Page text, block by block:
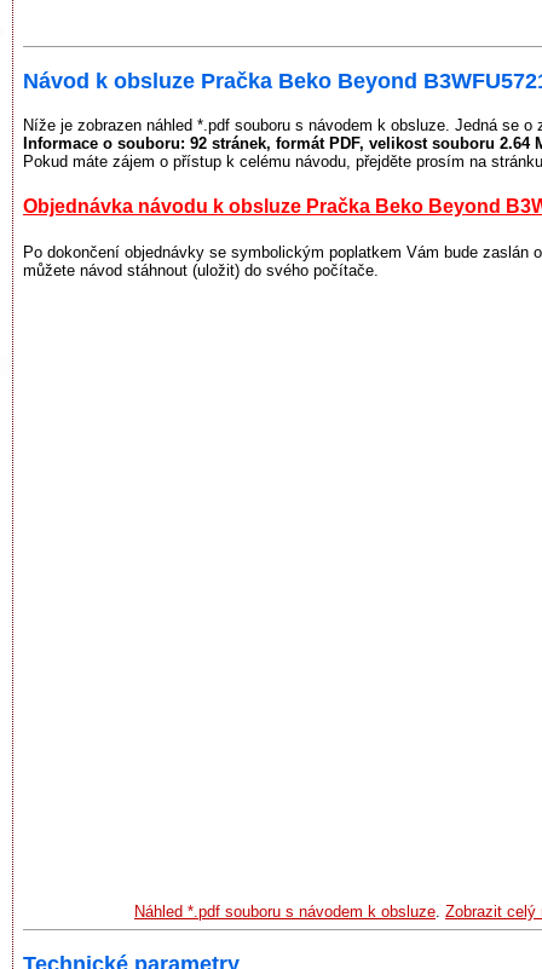
Návod k obsluze Pračka Beko Beyond
Níže je zobrazen náhled *.pdf souboru s návodem k obsluze. Jedná se o
Informace o souboru: 92 stránek, formát PDF, velikost souboru 2.64
Pokud máte zájem o přístup k celému návodu, přejděte prosím na
Objednávka návodu k obsluze Pračka Beko Beyond
Po dokončení objednávky se symbolickým poplatkem Vám bude zaslán
můžete návod stáhnout (uložit) do svého počítače.
Náhled *.pdf souboru s návodem k obsluze. Zobrazit celý
Technické parametry